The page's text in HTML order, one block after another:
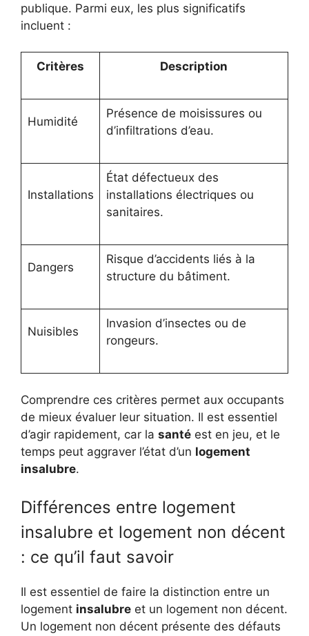
publique. Parmi eux, les plus significatifs
incluent :
Critères Description
Humidité
Présence de moisissures ou
d’infiltrations d’eau.
Installations
État défectueux des
installations électriques ou
sanitaires.
Dangers
Risque d’accidents liés à la
structure du bâtiment.
Nuisibles
Invasion d’insectes ou de
rongeurs.
Comprendre ces critères permet aux occupants
de mieux évaluer leur situation. Il est essentiel
d’agir rapidement, car la santé est en jeu, et le
temps peut aggraver l’état d’un logement
insalubre.
Différences entre logement
insalubre et logement non décent
: ce qu’il faut savoir
Il est essentiel de faire la distinction entre un
logement insalubre et un logement non décent.
Un logement non décent présente des défauts